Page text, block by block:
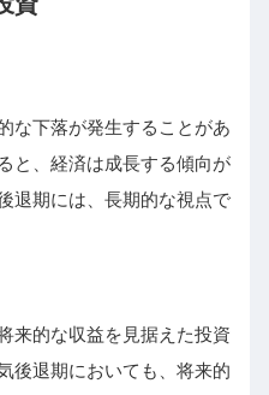
な下落が発生することがあ
と、経済は成長する傾向が
退期には、長期的な視点で
来的な収益を見据えた投資
後退期においても、将来的